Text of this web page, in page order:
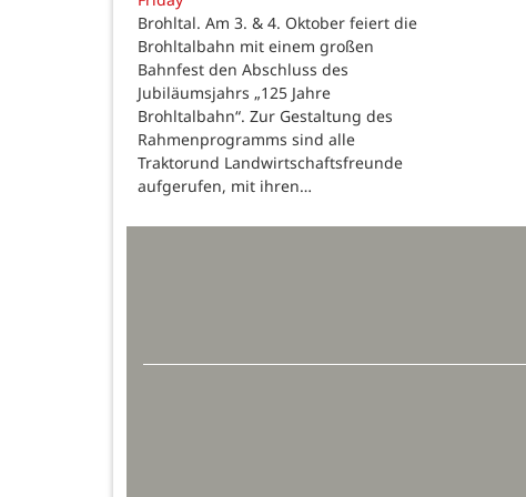
Brohltal. Am 3. & 4. Oktober feiert die
Brohltalbahn mit einem großen
Bahnfest den Abschluss des
Jubiläumsjahrs „125 Jahre
Brohltalbahn“. Zur Gestaltung des
Rahmenprogramms sind alle
Traktorund Landwirtschaftsfreunde
aufgerufen, mit ihren…